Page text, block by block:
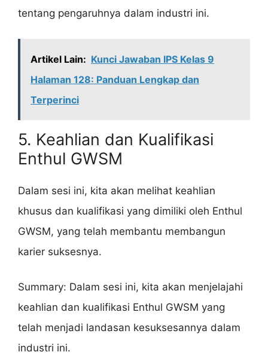
tentang pengaruhnya dalam industri ini.
Artikel Lain: Kunci Jawaban IPS Kelas 9
Halaman 128: Panduan Lengkap dan
Terperinci
5. Keahlian dan Kualifikasi
Enthul GWSM
Dalam sesi ini, kita akan melihat keahlian
khusus dan kualifikasi yang dimiliki oleh Enthul
GWSM, yang telah membantu membangun
karier suksesnya.
Summary: Dalam sesi ini, kita akan menjelajahi
keahlian dan kualifikasi Enthul GWSM yang
telah menjadi landasan kesuksesannya dalam
industri ini.